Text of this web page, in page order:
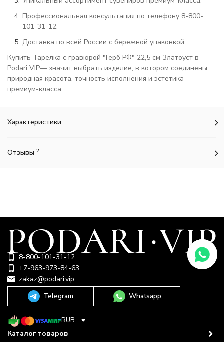
Профессиональная консультация по телефону 8-800-
101-31-12.
Доставка по всей России с бережной упаковкой.
Купить Тарелка с гравюрой "Герб РФ" 22,5 см Златоуст в
Podari VIP— значит выбрать изделие, в котором соединены
природная красота, точность исполнения и эстетика
премиум-класса.
Характеристики
Отзывы 2
8-800-101-31-12
+7-963-973-84-63
zakaz@podari.vip
Telegram
Whatsapp
RUB
Каталог товаров